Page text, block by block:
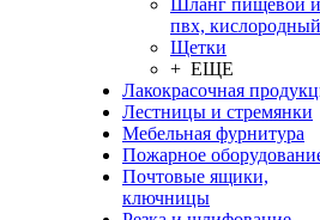
Шланг пищевой
пвх, кислородный
Щетки
+ ЕЩЕ
Лакокрасочная
Лестницы и стремянки
Мебельная фурнитура
Пожарное
Почтовые ящики,
ключницы